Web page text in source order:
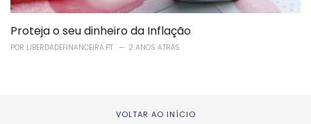
Proteja o seu dinheiro da Inflação
POR LIBERDADEFINANCEIRA.PT 2 ANOS ATRÁS
VOLTAR AO INÍCIO